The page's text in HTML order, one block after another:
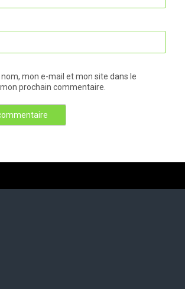
mon e-mail et mon site dans le
prochain commentaire.